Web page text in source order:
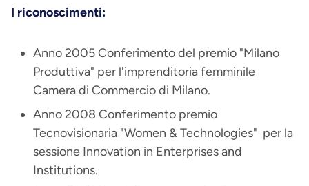
I riconoscimenti:
Anno 2005 Conferimento del premio "Milano
Produttiva" per l'imprenditoria femminile
Camera di Commercio di Milano.
Anno 2008 Conferimento premio
Tecnovisionaria "Women & Technologies" per la
sessione Innovation in Enterprises and
Institutions.